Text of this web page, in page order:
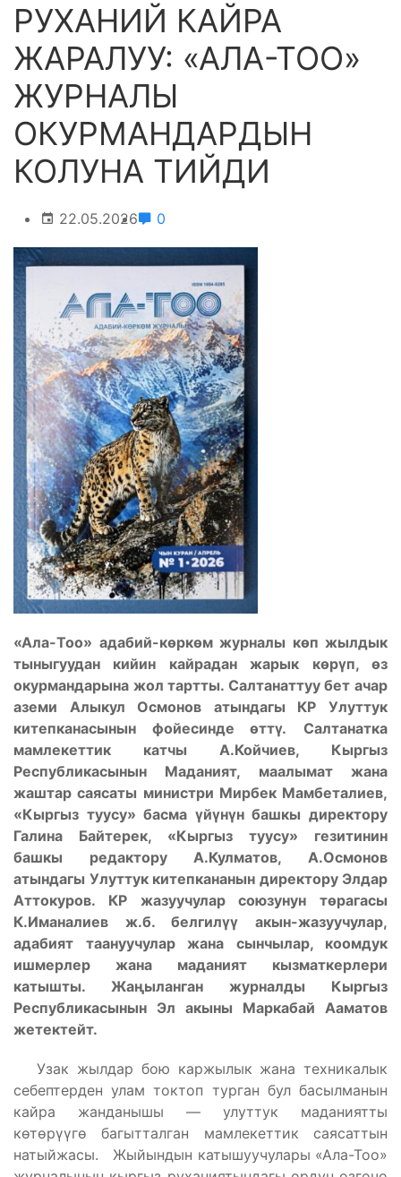
РУХАНИЙ КАЙРА
ЖАРАЛУУ: «АЛА-ТОО»
ЖУРНАЛЫ
ОКУРМАНДАРДЫН
КОЛУНА ТИЙДИ
22.05.2026 0
«Ала-Тоо» адабий-көркөм журналы көп жылдык
тыныгуудан кийин кайрадан жарык көрүп, өз
окурмандарына жол тартты. Салтанаттуу бет ачар
аземи Алыкул Осмонов атындагы КР Улуттук
китепканасынын фойесинде өттү.
Салтанатка
мамлекеттик катчы А.Койчиев, Кыргыз
Республикасынын Маданият, маалымат жана
жаштар саясаты министри Мирбек Мамбеталиев,
«Кыргыз туусу» басма үйүнүн башкы директору
Галина Байтерек, «Кыргыз туусу» гезитинин
башкы редактору А.Кулматов, А.Осмонов
атындагы Улуттук китепкананын директору Элдар
Аттокуров. КР жазуучулар союзунун төрагасы
К.Иманалиев ж.б. белгилүү акын-жазуучулар,
адабият таануучулар жана сынчылар, коомдук
ишмерлер жана маданият кызматкерлери
катышты. Жаңыланган журналды Кыргыз
Республикасынын Эл акыны Маркабай Ааматов
жетектейт.
Узак жылдар бою каржылык жана техникалык
себептерден улам токтоп турган бул басылманын
кайра жанданышы — улуттук маданиятты
көтөрүүгө багытталган мамлекеттик саясаттын
натыйжасы. Жыйындын катышуучулары «Ала-Тоо»